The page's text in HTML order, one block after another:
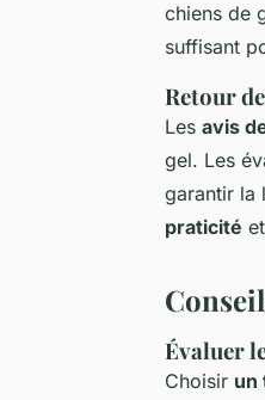
chiens de
suffisant
Retour
Les avis
gel. Les
garantir la
praticité
Évaluer
Choisir un